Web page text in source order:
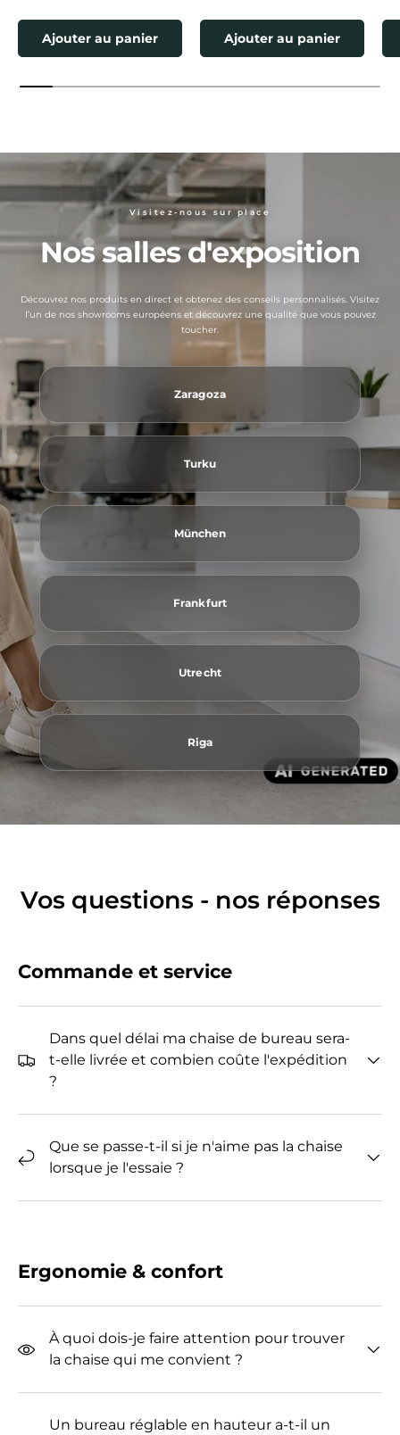
Ajouter au panier Ajouter au panier
Visitez-nous sur place
Nos salles d'exposition
Découvrez nos produits en direct et obtenez des conseils personnalisés. Visitez
l’un de nos showrooms européens et découvrez une qualité que vous pouvez
toucher.
Zaragoza
Turku
München
Frankfurt
Utrecht
Riga
Vos questions - nos réponses
Commande et service
Dans quel délai ma chaise de bureau sera-
t-elle livrée et combien coûte l'expédition
?
Que se passe-t-il si je n'aime pas la chaise
lorsque je l'essaie ?
Ergonomie & confort
À quoi dois-je faire attention pour trouver
la chaise qui me convient ?
Un bureau réglable en hauteur a-t-il un